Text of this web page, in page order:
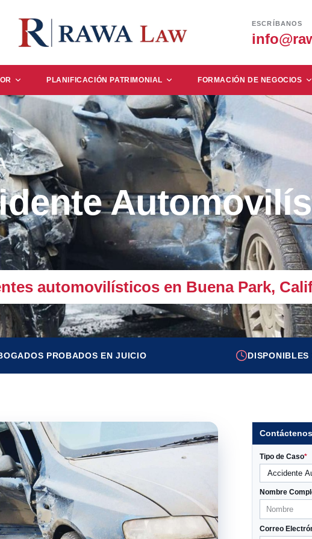
ESCRÍBANOS
PLANIFICACIÓN PATRIMONIAL FORMACIÓN DE NEGOCIOS
automovilísticos en Buena Park,
PROBADOS EN JUICIO DISPONIBLES
Tipo de Caso*
Nombre
Correo